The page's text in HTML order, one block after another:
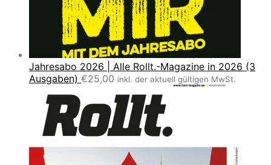
Jahresabo 2026 | Alle Rollt.-Magazine in 2026 (3
Ausgaben) €25,00 inkl. der aktuell gültigen MwSt.